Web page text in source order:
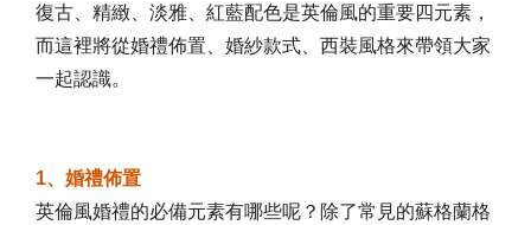
復古、精緻、淡雅、紅藍配色是英倫風的重要四元素，
而這裡將從婚禮佈置、婚紗款式、西裝風格來帶領大家
一起認識。
1、婚禮佈置
英倫風婚禮的必備元素有哪些呢？除了常見的蘇格蘭格